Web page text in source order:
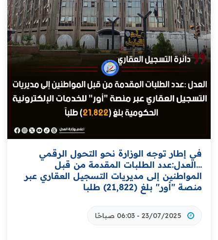
في إطار توجه الوزارة نحو التحول الرقمي
...العدل:عدد الطلبات المقدمة من قبل
المواطنين إلى مديريات التسجيل العقاري عبر
منصة "أور" بلغ (21,822) طلبا
23/07/2025 - 06:03 صباحًا